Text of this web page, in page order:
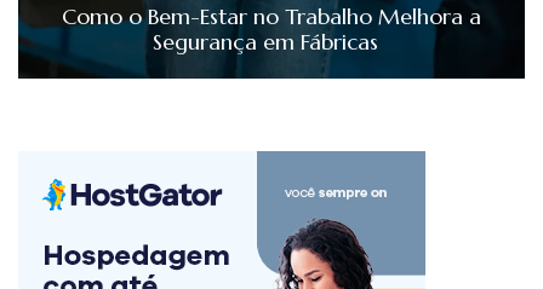
Como o Bem-Estar no Trabalho Melhora a
Segurança em Fábricas